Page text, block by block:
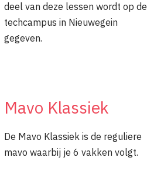
deel van deze lessen wordt op de
techcampus in Nieuwegein
gegeven.
Mavo Klassiek
De Mavo Klassiek is de reguliere
mavo waarbij je 6 vakken volgt.